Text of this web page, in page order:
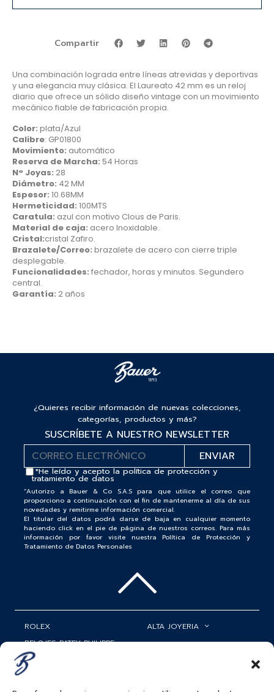
Compartir
Una combinación lograda entre líneas atrevidas y deportivas
y una elegancia muy clásica. El Laureato 42 mm es un reloj
diario que ofrece un sólido diseño vintage con un movimiento
mecánico fiable de fabricación propia.
Color: plata/Azul
Calibre: GP01800
Movimiento: automático
Reserva de Marcha: 54 Horas
N° Joyas: 28
Diámetro: 42 MM
Espesor: 10.68MM
Hermeticidad: 100MTS
Caratula: azul con motivo Clous de Paris.
Material de caja: acero Inoxidable.
Cristal:cristal Zafiro.
Brazalete/Correo: brazalete de acero con cierre triple
desplegable.
Funcionalidades: fechador, horas y minutos. Segundero
central.
Garantía: 2 años
¿Quieres recibir información de nuevas colecciones,
categorías, productos y más?
SUSCRÍBETE A NUESTRO NEWSLETTER
*He leído y acepto lapolítica de protección y
tratamiento de datos
“Autorizo a Bauer & Co S.A.S para que utilice el correo que
proporciono a continuación con el fin de mantenerme al día de sus
novedades y remitirme información comercial.
El titular del datos podrá darse de baja en cualquier momento
haciendo click en el pie de página de nuestros correos. Para más
información por favor visite nuestra Política de Protección y
Tratamiento de Datos Personales
ROLEX
RELOJES PATEK PHILIPPE
RELOJERÍA
ALTA JOYERIA
MATRIMONIOS